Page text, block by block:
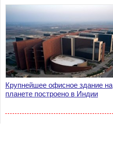
Крупнейшее офисное здание на
планете построено в Индии